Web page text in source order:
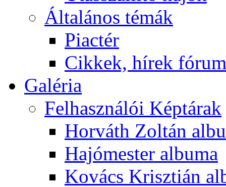
Általános témák
Piactér
Cikkek, hírek
Galéria
Felhasználói Képtárak
Horváth Zoltán
Hajómester albuma
Kovács Krisztián